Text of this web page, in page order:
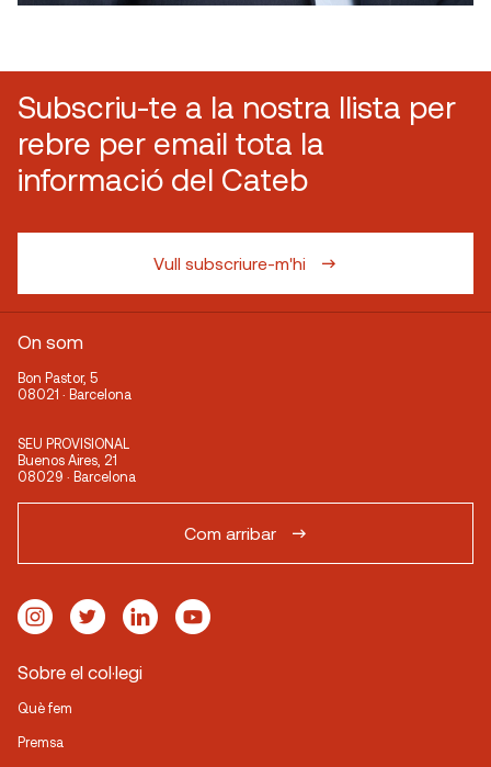
Subscriu-te a la nostra llista per
rebre per email tota la
informació del Cateb
Vull subscriure-m'hi
On som
Bon Pastor, 5
08021 · Barcelona
SEU PROVISIONAL
Buenos Aires, 21
08029 · Barcelona
Com arribar
Sobre el col·legi
Què fem
Premsa